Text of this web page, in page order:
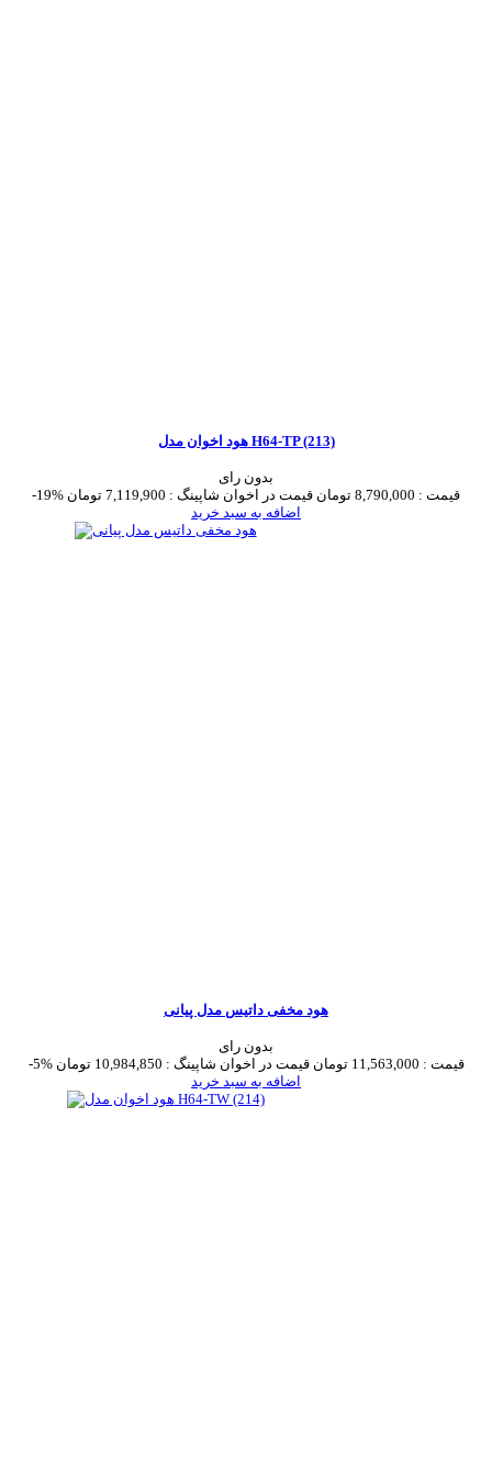
هود اخوان مدل H64-TP (213)
بدون رای
-19%
قیمت : 8,790,000 تومان قیمت در اخوان شاپینگ : 7,119,900 تومان
اضافه به سبد خرید
هود مخفی داتیس مدل پیانی
بدون رای
-5%
قیمت : 11,563,000 تومان قیمت در اخوان شاپینگ : 10,984,850 تومان
اضافه به سبد خرید